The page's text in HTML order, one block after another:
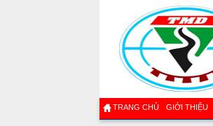
TRANG CHỦ GIỚI THIỆU